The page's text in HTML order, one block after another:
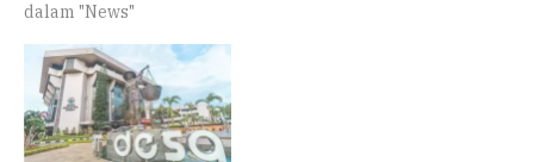
dalam "News"